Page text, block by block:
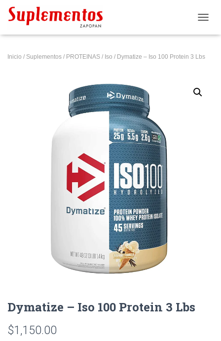
Inicio / Suplementos / PROTEINAS / Iso / Dymatize – Iso 100 Protein 3 Lbs
Dymatize – Iso 100 Protein 3 Lbs
$1,150.00